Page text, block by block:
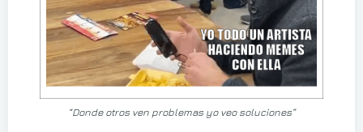
“Donde otros ven problemas yo veo soluciones”